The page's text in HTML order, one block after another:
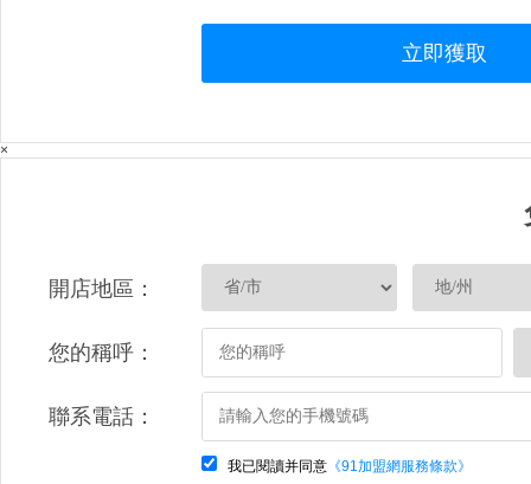
立即獲取
×
開店地區：
您的稱呼：
聯系電話：
我已閱讀并同意 《91加盟網服務條款》